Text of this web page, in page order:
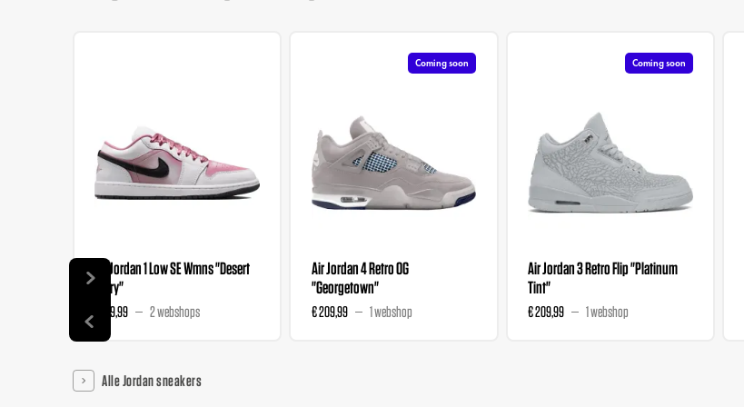
Air Jordan 1 Low SE Wmns "Desert
Berry"
€ 139,99 2 webshops
Coming soon
Air Jordan 4 Retro OG
"Georgetown"
€ 209,99 1 webshop
Coming soon
Air Jordan 3 Retro Flip "Platinum
Tint"
€ 209,99 1 webshop
Alle Jordan sneakers